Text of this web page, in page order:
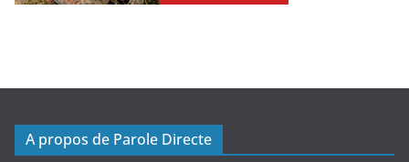
A propos de Parole Directe